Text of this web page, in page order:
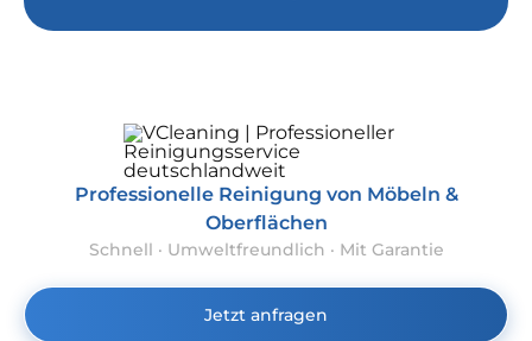
Professionelle Reinigung von Möbeln &
Oberflächen
Schnell · Umweltfreundlich · Mit Garantie
Jetzt anfragen